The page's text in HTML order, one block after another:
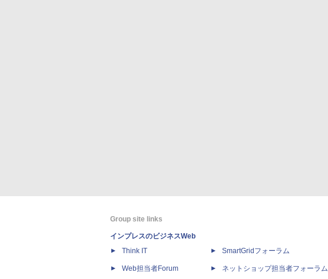
Group site links
インプレスのビジネスWeb
Think IT
Web担当者Forum
SmartGridフォーラム
ネットショップ担当者フォーラム